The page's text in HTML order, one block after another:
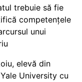
trebuie să fie
competențele
unui
elevă din
University cu